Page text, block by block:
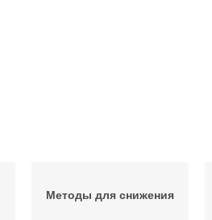
Методы для снижения